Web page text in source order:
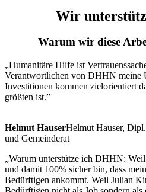
Wir
Warum wir diese
„Humanitäre Hilfe ist
Verantwortlichen von DHHN meine
Investitionen kommen zielorientiert
größten ist.”
Helmut HauserHelmut Hauser,
und Gemeinderat
„Warum unterstütze ich DHHN:
und damit 100% sicher bin, dass
Bedürftigen ankommt. Weil Julian